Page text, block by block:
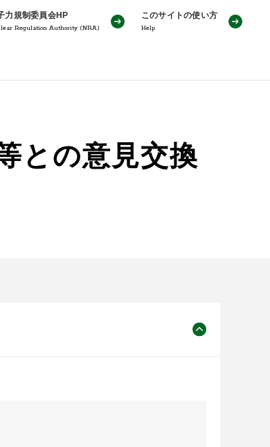
力規制委員会HP
Regulation Authority (NRA)
このサイトの使い方
Help
との意見交換